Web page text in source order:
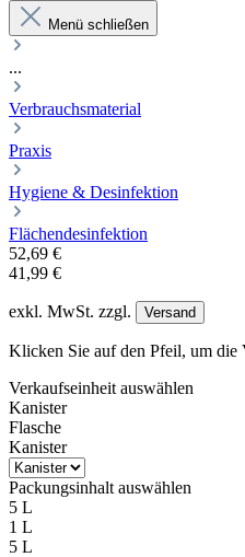
Menü schließen
...
Verbrauchsmaterial
Praxis
Hygiene & Desinfektion
Flächendesinfektion
52,69 €
41,99 €
exkl. MwSt. zzgl. Versand
Klicken Sie auf den Pfeil, um die
Verkaufseinheit auswählen
Kanister
Flasche
Kanister
Packungsinhalt auswählen
5 L
1 L
5 L